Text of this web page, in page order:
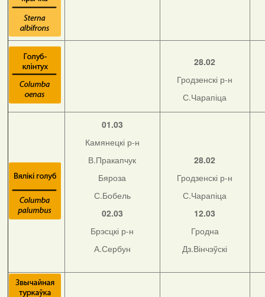
28.02
Гродзенскі р-н
С.Чарапіца
01.03
Камянецкі р-н
В.Пракапчук
Бяроза
С.Бобель
02.03
Брэсцкі р-н
А.Сербун
28.02
Гродзенскі р-н
С.Чарапіца
12.03
Гродна
Дз.Вінчэўскі